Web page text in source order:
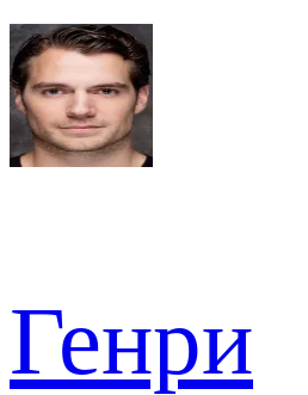
Генри